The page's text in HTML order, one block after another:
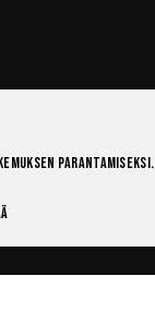
parantamiseksi.